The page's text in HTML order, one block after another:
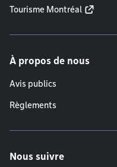
Tourisme Montréal
À propos de nous
Avis publics
Règlements
Nous suivre